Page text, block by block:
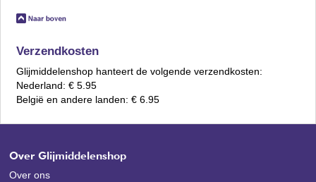
Verzendkosten
Glijmiddelenshop hanteert de volgende verzendkosten:
Nederland: € 5.95
België en andere landen: € 6.95
Over Glijmiddelenshop
Over ons